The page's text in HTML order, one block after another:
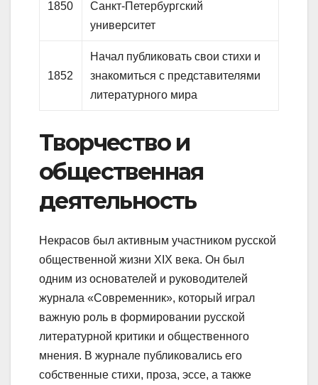
1850
Санкт-Петербургский
университет
1852
Начал публиковать свои стихи и
знакомиться с представителями
литературного мира
Творчество и
общественная
деятельность
Некрасов был активным участником русской
общественной жизни XIX века. Он был
одним из основателей и руководителей
журнала «Современник», который играл
важную роль в формировании русской
литературной критики и общественного
мнения. В журнале публиковались его
собственные стихи, проза, эссе, а также